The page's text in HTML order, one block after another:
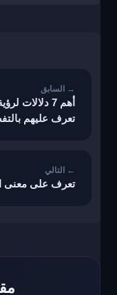
أهم 7
تعرف عليهم
تعرف على معنى